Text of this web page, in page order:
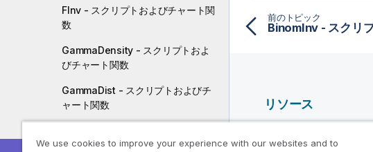
FInv - スクリプトおよびチャート関
数
GammaDensity - スクリプトおよ
びチャート関数
GammaDist - スクリプトおよびチ
ャート関数
ャート関数
前のトピック
リソース
Qlik Developer
We use cookies to improve your experience with our websites and to